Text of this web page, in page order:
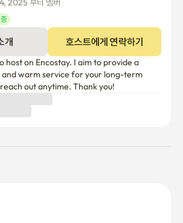
2025 부터 멤버
개 호스트에게 연락하기
host on Encostay. I aim to provide a
and warm service for your long-term
out anytime. Thank you!